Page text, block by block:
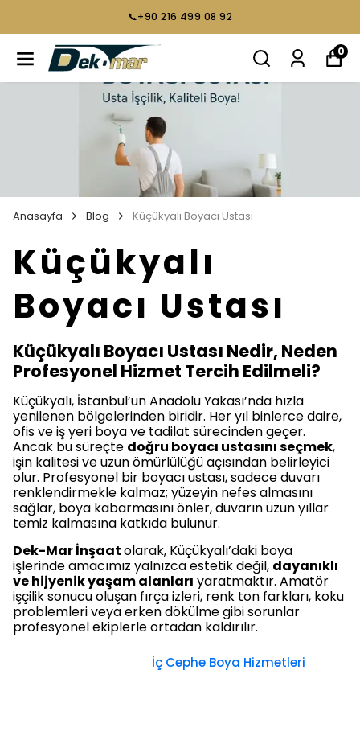
📞+90 216 499 08 92
0
Anasayfa Blog Küçükyalı Boyacı Ustası
Küçükyalı
Boyacı Ustası
Küçükyalı Boyacı Ustası Nedir, Neden
Profesyonel Hizmet Tercih Edilmeli?
Küçükyalı, İstanbul’un Anadolu Yakası’nda hızla
yenilenen bölgelerinden biridir. Her yıl binlerce daire,
ofis ve iş yeri boya ve tadilat sürecinden geçer.
Ancak bu süreçte doğru boyacı ustasını seçmek,
işin kalitesi ve uzun ömürlülüğü açısından belirleyici
olur. Profesyonel bir boyacı ustası, sadece duvarı
renklendirmekle kalmaz; yüzeyin nefes almasını
sağlar, boya kabarmasını önler, duvarın uzun yıllar
temiz kalmasına katkıda bulunur.
Dek-Mar İnşaatolarak, Küçükyalı’daki boya
işlerinde amacımız yalnızca estetik değil, dayanıklı
ve hijyenik yaşam alanları yaratmaktır. Amatör
işçilik sonucu oluşan fırça izleri, renk ton farkları, koku
problemleri veya erken dökülme gibi sorunlar
profesyonel ekiplerle ortadan kaldırılır.
İç Cephe Boya Hizmetleri